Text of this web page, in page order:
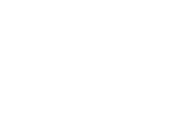
Până în data de 8 septembrie,
În afară de acestea,
„sondaje” neautorizate, printre
identificat și unele care vin din